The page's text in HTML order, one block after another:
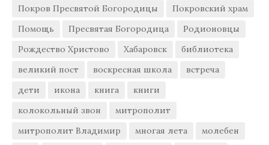
Покров Пресвятой Богородицы
Покровский храм
Помощь
Пресвятая Богородица
Родионовцы
Рождество Христово
Хабаровск
библиотека
великий пост
воскресная школа
встреча
дети
икона книга
книги
колокольный звон
митрополит
митрополит Владимир
многая лета молебен